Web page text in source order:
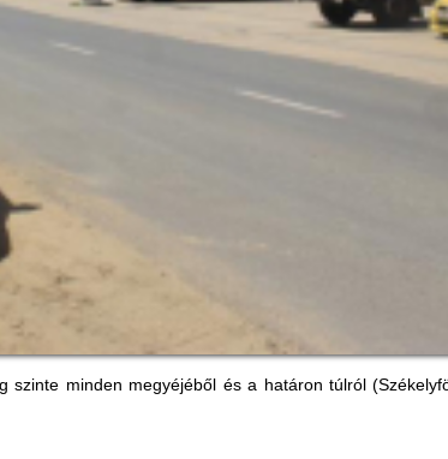
szinte minden megyéjéből és a határon túlról